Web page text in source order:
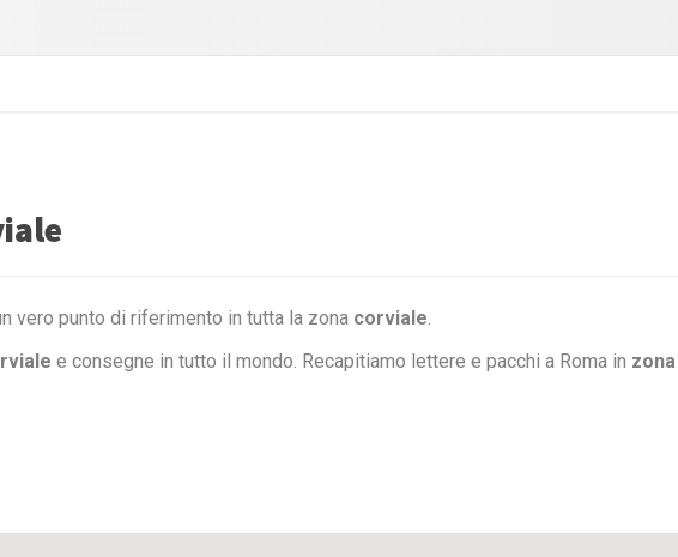
vero punto di riferimento in tutta la zona corviale.
e consegne in tutto il mondo. Recapitiamo lettere e pacchi a Roma in